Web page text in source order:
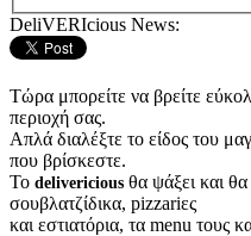
DeliVERIcious News:
Τώρα μπορείτε να βρείτε
περιοχή σας.
Απλά διαλέξτε το είδος του
που βρίσκεστε.
Το delivericious θα ψάξει και θα
σουβλατζίδικα, pizzariες
και εστιατόρια, τα menu τους